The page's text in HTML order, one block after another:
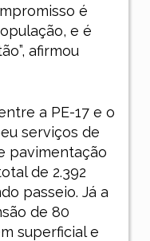
é
e é
afirmou
a PE-17 e o
serviços de
pavimentação
de 2.392
passeio. Já a
de 80
superficial e